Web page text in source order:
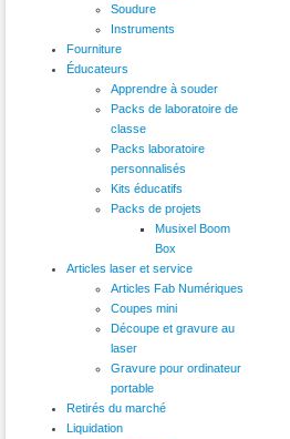
Soudure
Instruments
Fourniture
Éducateurs
Apprendre à souder
Packs de laboratoire de
classe
Packs laboratoire
personnalisés
Kits éducatifs
Packs de projets
Musixel Boom
Box
Articles laser et service
Articles Fab Numériques
Coupes mini
Découpe et gravure au
laser
Gravure pour ordinateur
portable
Retirés du marché
Liquidation